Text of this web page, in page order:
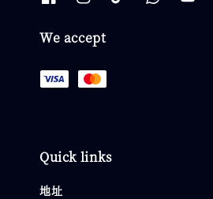
We accept
Quick links
地址